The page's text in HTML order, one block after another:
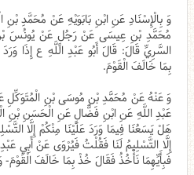
وَ بِالْإِسْنَادِ عَنِ ابْنِ بَابَوَيْهِ عَنْ مُحَمَّدِ
مُحَمَّدِ بْنِ عِيسَى عَنْ رَجُلٍ عَنْ يُونُسَ
السَّرِيِّ قَالَ: قَالَ أَبُو عَبْدِ اللَّهِ ع‏ إِذَا
بِمَا خَالَفَ‏ الْقَوْمَ‏.
وَ عَنْهُ عَنْ مُحَمَّدِ بْنِ مُوسَى بْنِ الْمُتَوَكِّلِ
عَبْدِ اللَّهِ عَنِ ابْنِ فَضَّالٍ عَنِ الْحَسَنِ بْنِ
هَلْ يَسَعُنَا فِيمَا وَرَدَ عَلَيْنَا مِنْكُمْ إِلَّا
إِلَّا التَّسْلِيمُ لَنَا فَقُلْتُ فَيُرْوَى عَنْ أَبِي
فَبِأَيِّهِمَا نَأْخُذُ فَقَالَ خُذْ بِمَا خَالَفَ الْقَوْمَ-